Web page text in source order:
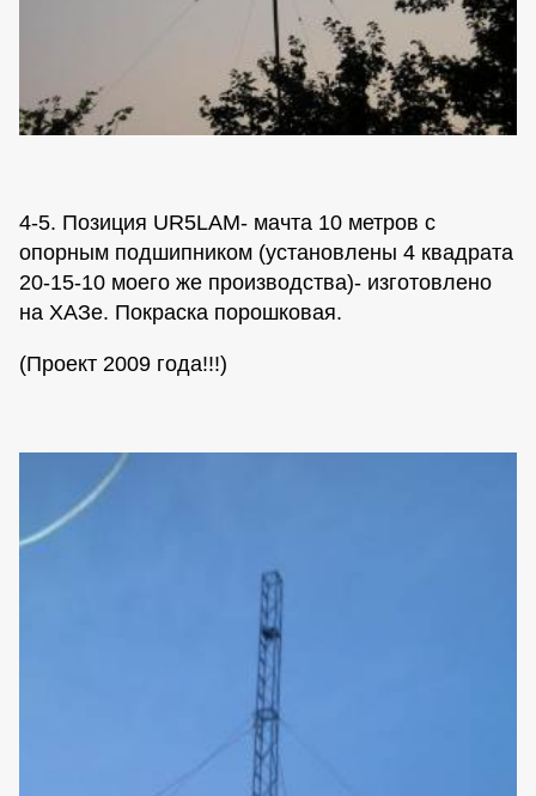
4-5. Позиция UR5LAM- мачта 10 метров с
опорным подшипником (установлены 4 квадрата
20-15-10 моего же производства)- изготовлено
на ХАЗе. Покраска порошковая.
(Проект 2009 года!!!)